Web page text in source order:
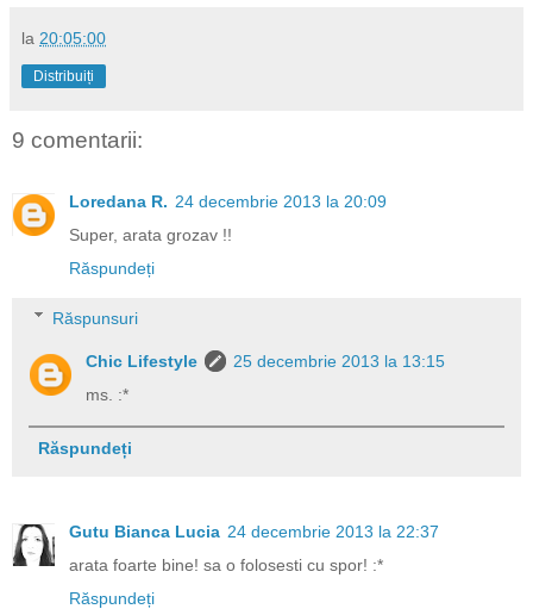
la 20:05:00
Distribuiți
9 comentarii:
Loredana R. 24 decembrie 2013 la 20:09
Super, arata grozav !!
Răspundeți
Răspunsuri
Chic Lifestyle
25 decembrie 2013 la 13:15
ms. :*
Răspundeți
Gutu Bianca Lucia 24 decembrie 2013 la 22:37
arata foarte bine! sa o folosesti cu spor! :*
Răspundeți